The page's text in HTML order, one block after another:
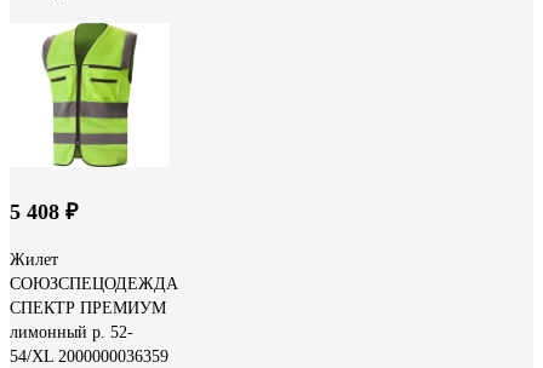
5 408 ₽
Жилет
СОЮЗСПЕЦОДЕЖДА
СПЕКТР ПРЕМИУМ
лимонный р. 52-
54/XL 2000000036359